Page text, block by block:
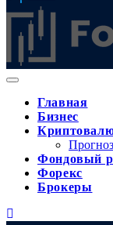
Главная
Бизнес
Фондовый
Форекс
Брокеры